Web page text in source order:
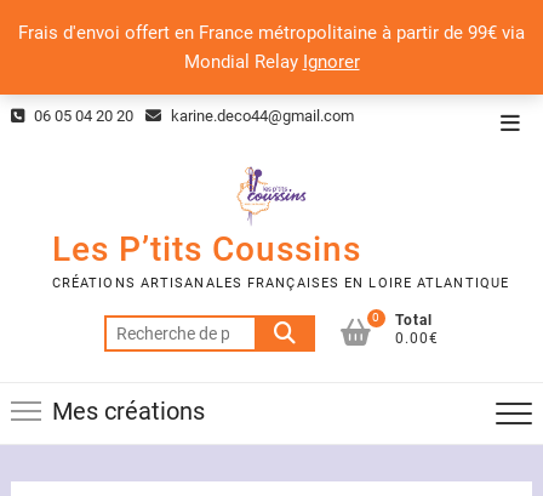
Frais d'envoi offert en France métropolitaine à partir de 99€ via
Mondial Relay Ignorer
Skip 06 05 04 20 20 karine.deco44@gmail.com
Les P’tits Coussins
CRÉATIONS ARTISANALES FRANÇAISES EN LOIRE ATLANTIQUE
Recherche
pour :
0
Total
0.00€
Mes créations